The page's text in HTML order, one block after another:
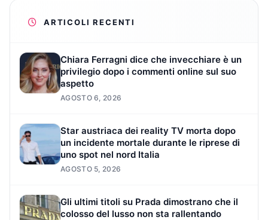
ARTICOLI RECENTI
Chiara Ferragni dice che invecchiare è un
privilegio dopo i commenti online sul suo
aspetto
AGOSTO 6, 2026
Star austriaca dei reality TV morta dopo
un incidente mortale durante le riprese di
uno spot nel nord Italia
AGOSTO 5, 2026
Gli ultimi titoli su Prada dimostrano che il
colosso del lusso non sta rallentando